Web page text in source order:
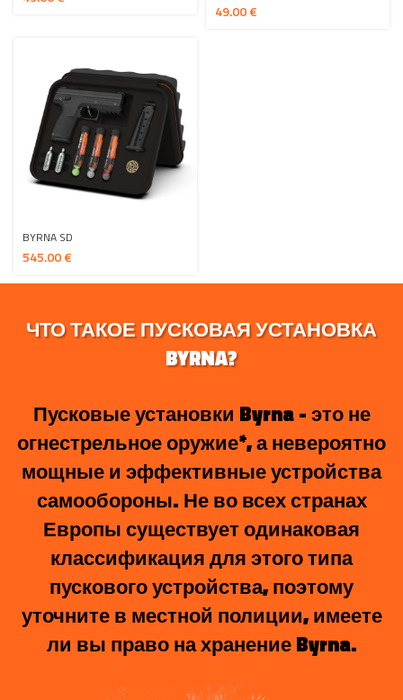
€
BYRNA SD
€
ЧТО ТАКОЕ ПУСКОВАЯ УСТАНОВКА
BYRNA?
Пусковые установки Byrna - это не
огнестрельное оружие*, а невероятно
мощные и эффективные устройства
самообороны. Не во всех странах
Европы существует одинаковая
классификация для этого типа
пускового устройства, поэтому
уточните в местной полиции, имеете
ли вы право на хранение Byrna.